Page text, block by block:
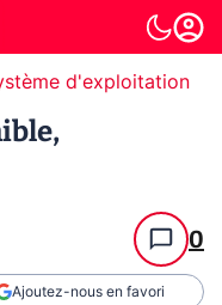
d'exploitation
0
Ajoutez-nous en favori